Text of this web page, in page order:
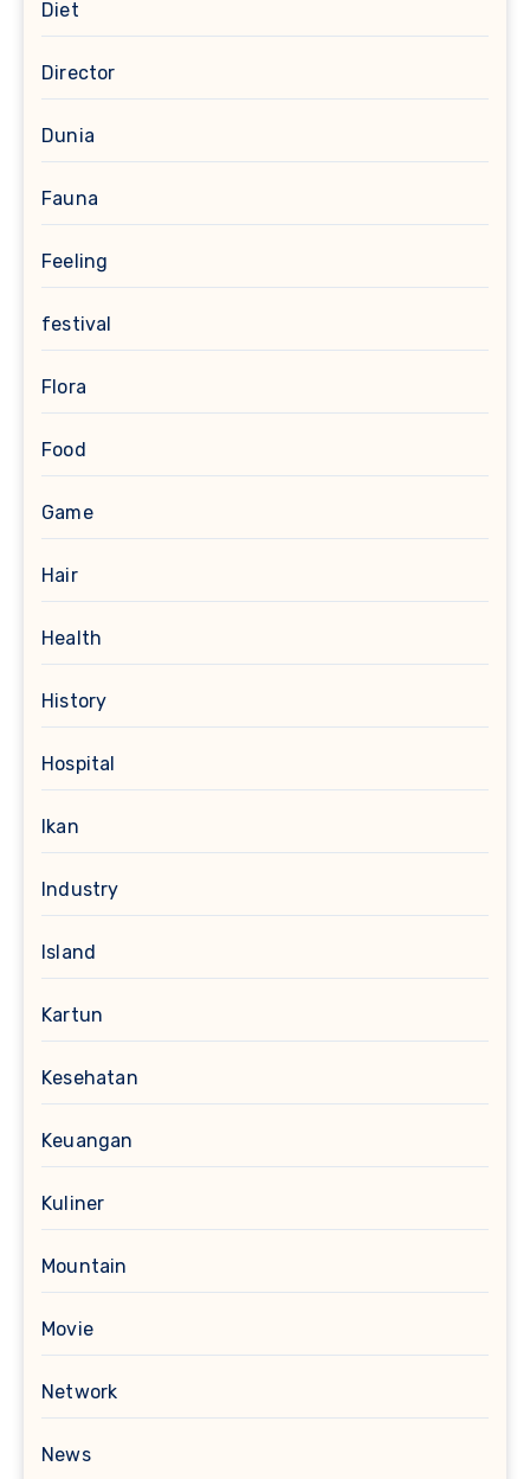
Diet
Director
Dunia
Fauna
Feeling
festival
Flora
Food
Game
Hair
Health
History
Hospital
Ikan
Industry
Island
Kartun
Kesehatan
Keuangan
Kuliner
Mountain
Movie
Network
News